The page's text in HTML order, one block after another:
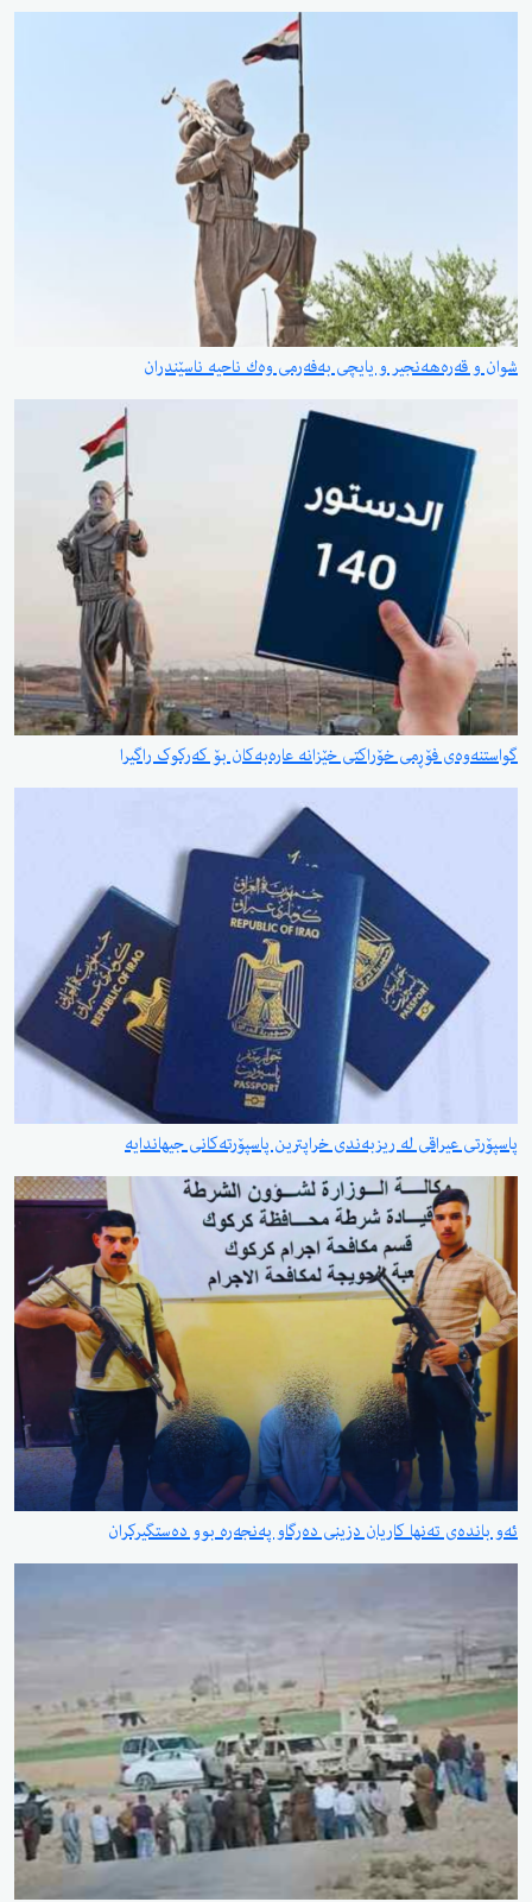
شوان و قەرەهەنجیر و یایچی بەفەرمی وەك ناحیە ناسێندران
گواستنەوەی فۆڕمی خۆراکتی خێزانە عارەبەکان بۆ کەرکوک راگیرا
پاسپۆرتی عیراقی لە ریزبەندی خراپترین پاسپۆرتەکانی جیهاندایە
ئەو باندەی تەنها کاریان دزینی دەرگاو پەنجەرە بوو دەستگیرکران